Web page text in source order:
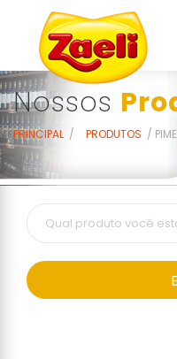
Nossos
PRINCIPAL PRODUTOS